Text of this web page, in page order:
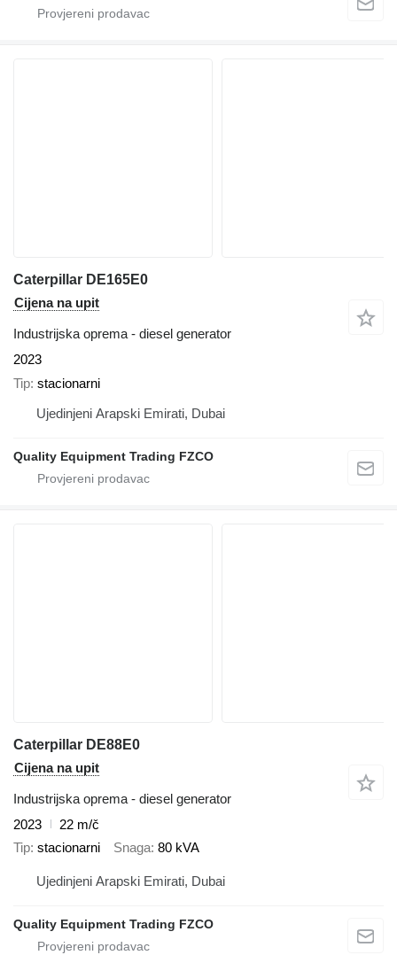
Caterpillar DE165E0
Cijena na upit
Industrijska oprema - diesel generator
2023
Tip stacionarni
Ujedinjeni Arapski Emirati, Dubai
Quality Equipment Trading FZCO
Caterpillar DE88E0
Cijena na upit
Industrijska oprema - diesel generator
2023
22 m/č
Tip stacionarni Snaga 80 kVA
Ujedinjeni Arapski Emirati, Dubai
Quality Equipment Trading FZCO